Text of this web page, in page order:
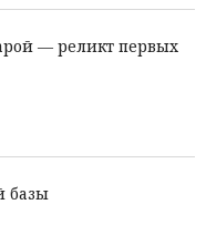
— реликт первых
базы